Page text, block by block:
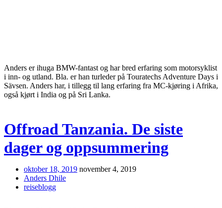
Anders er ihuga BMW-fantast og har bred erfaring som motorsyklist
i inn- og utland. Bla. er han turleder på Touratechs Adventure Days i
Sävsen. Anders har, i tillegg til lang erfaring fra MC-kjøring i Afrika,
også kjørt i India og på Sri Lanka.
Offroad Tanzania. De siste
dager og oppsummering
oktober 18, 2019 november 4, 2019
Anders Dhile
reiseblogg